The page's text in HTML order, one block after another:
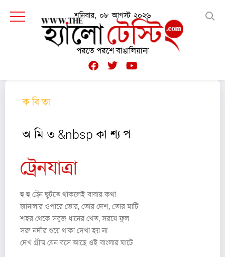
শনিবার, ০৮ আগস্ট ২০২৬
পরতে পরশে বাঙালিয়ানা
ক বি তা
অ মি ত &nbsp কা শ্য প
ট্রেনযাত্রা
হু হু ট্রেন ছুটতে থাকলেই বাবার কথা
জানালার ওপারে ভোর, তোর দেশ, তোর মাটি
শহর থেকে সবুজ ধানের খেত, সরষে ফুল
সরু নদীর শুয়ে থাকা দেখা হয় না
দেখ গ্রীষ্ম যেন বসে আছে ওই বাংলার ঘাটে